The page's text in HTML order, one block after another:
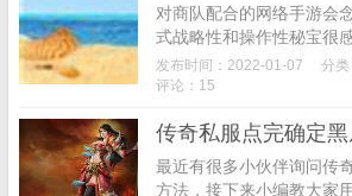
对商队配合的网络手游会
式战略性和操作性秘宝很
去后黑屏可以说是神奇的
树一帜的排行榜系统让玩
发布时间：2022-01-07 分类
评论：15
传奇私服点完确定
最近有很多小伙伴询问传
方法，接下来小编教大家